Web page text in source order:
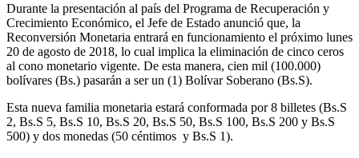
Durante la presentación al país del Programa de Recuperación y
Crecimiento Económico, el Jefe de Estado anunció que, la
Reconversión Monetaria entrará en funcionamiento el próximo lunes
20 de agosto de 2018, lo cual implica la eliminación de cinco ceros
al cono monetario vigente. De esta manera, cien mil (100.000)
bolívares (Bs.) pasarán a ser un (1) Bolívar Soberano (Bs.S).
Esta nueva familia monetaria estará conformada por 8 billetes (Bs.S
2, Bs.S 5, Bs.S 10, Bs.S 20, Bs.S 50, Bs.S 100, Bs.S 200 y Bs.S
500) y dos monedas (50 céntimos y Bs.S 1).